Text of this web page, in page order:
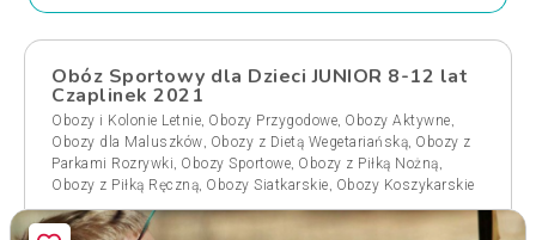
Obóz Sportowy dla Dzieci JUNIOR 8-12 lat
Czaplinek 2021
Obozy i Kolonie Letnie, Obozy Przygodowe, Obozy Aktywne,
Obozy dla Maluszków, Obozy z Dietą Wegetariańską, Obozy z
Parkami Rozrywki, Obozy Sportowe, Obozy z Piłką Nożną,
Obozy z Piłką Ręczną, Obozy Siatkarskie, Obozy Koszykarskie